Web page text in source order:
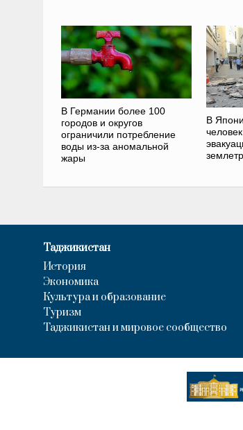
В Германии более 100
городов и округов
ограничили потребление
воды из-за аномальной
жары
В
Таджикистан
История
Экономика
Культура и образование
Туризм
Таджикистан и мировое сообщество